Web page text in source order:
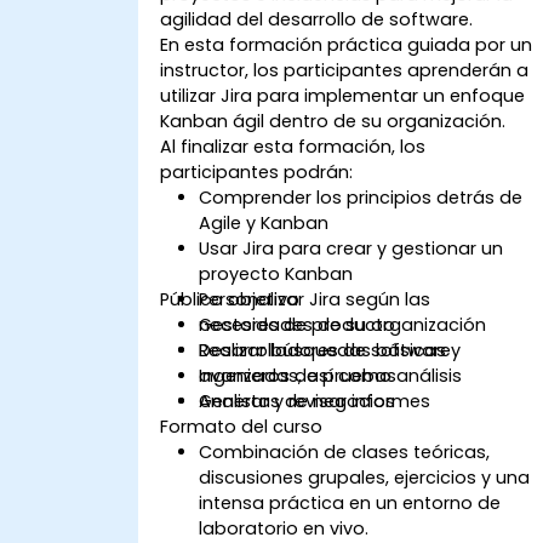
agilidad del desarrollo de software.
En esta formación práctica guiada por un
instructor, los participantes aprenderán a
utilizar Jira para implementar un enfoque
Kanban ágil dentro de su organización.
Al finalizar esta formación, los
participantes podrán:
Comprender los principios detrás de
Agile y Kanban
Usar Jira para crear y gestionar un
proyecto Kanban
Personalizar Jira según las
necesidades de su organización
Realizar búsquedas básicas y
avanzadas, así como análisis
Generar y revisar informes
Público objetivo
Gestores de producto
Desarrolladores de software
Ingenieros de pruebas
Analistas de negocios
Formato del curso
Combinación de clases teóricas,
discusiones grupales, ejercicios y una
intensa práctica en un entorno de
laboratorio en vivo.